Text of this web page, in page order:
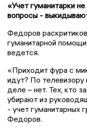
«Учет гуманитарки
вопросы -
Федоров
гуманитарной помощи
ведется.
«Приходит фура с
идут? По телевизору
деле – нет. Тех, кто
убирают из
- учет гуманитарных
Федоров.